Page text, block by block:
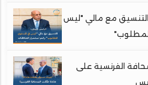
التنسيق مع مالي "ليس
الفرنسية على